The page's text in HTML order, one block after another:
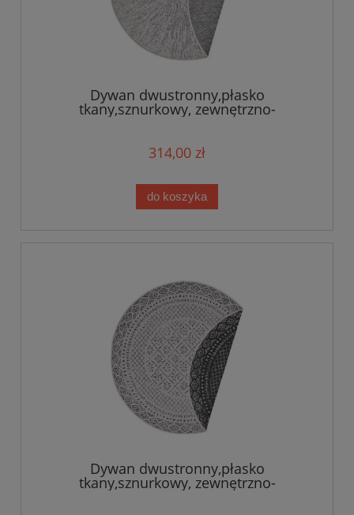
Dywan dwustronny,płasko
tkany,sznurkowy, zewnętrzno-
wewnętrzny Bougari Aura,szare KOŁO
314,00 zł
do koszyka
Dywan dwustronny,płasko
tkany,sznurkowy, zewnętrzno-
wewnętrzny Bougari Diana,czarne KOŁO